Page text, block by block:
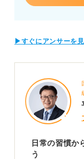
▶すぐにアンサーを
日常の習慣か
う